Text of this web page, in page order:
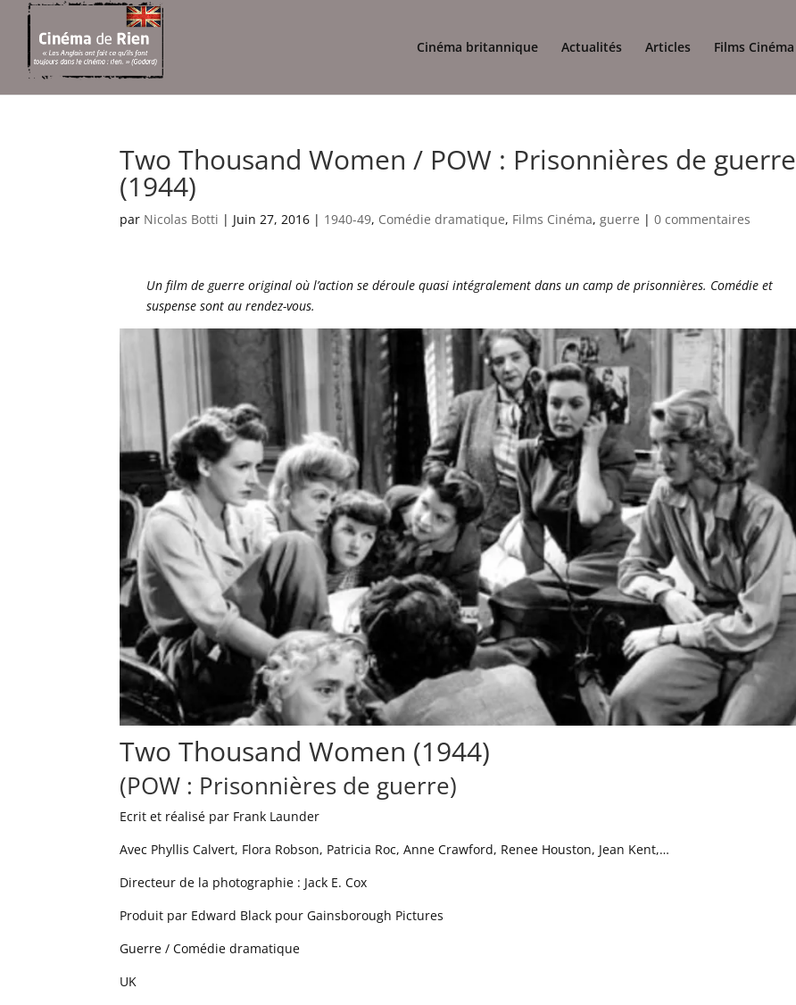
Cinéma britannique Actualités Articles Films Cinéma
Two Thousand Women / POW : Prisonnières de guerre
(1944)
par Nicolas Botti | Juin 27, 2016 | 1940-49, Comédie dramatique, Films Cinéma,guerre |0 commentaires
Un film de guerre original où l’action se déroule quasi intégralement dans un camp de prisonnières. Comédie et
suspense sont au rendez-vous.
Two Thousand Women (1944)
(POW : Prisonnières de guerre)
Ecrit et réalisé par Frank Launder
Avec Phyllis Calvert, Flora Robson, Patricia Roc, Anne Crawford, Renee Houston, Jean Kent,…
Directeur de la photographie : Jack E. Cox
Produit par Edward Black pour Gainsborough Pictures
Guerre / Comédie dramatique
UK